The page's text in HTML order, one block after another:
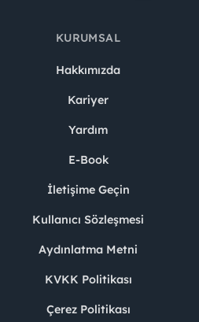
KURUMSAL
Hakkımızda
Kariyer
Yardım
E-Book
İletişime Geçin
Kullanıcı Sözleşmesi
Aydınlatma Metni
KVKK Politikası
Çerez Politikası